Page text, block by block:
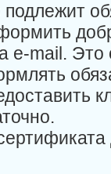
e-mail. Это